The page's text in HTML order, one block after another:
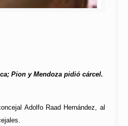
Pion y Mendoza pidió cárcel.
Adolfo Raad Hernández, al